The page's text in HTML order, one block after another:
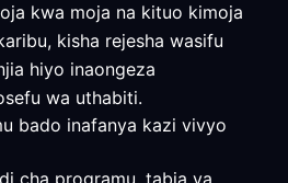
kwa moja na kituo kimoja
kisha rejesha wasifu
hiyo inaongeza
wa uthabiti.
bado inafanya kazi vivyo
cha programu, tabia ya